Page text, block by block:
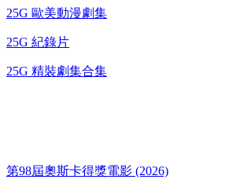
25G 歐美動漫劇集
25G 紀錄片
25G 精裝劇集合集
第98屆奧斯卡得獎電影 (2026)